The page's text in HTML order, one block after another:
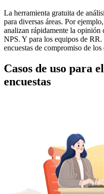
La herramienta gratuita de
para diversas áreas. Por
analizan rápidamente la opinión
NPS. Y para los equipos de
encuestas de compromiso de
Casos de uso para
encuestas